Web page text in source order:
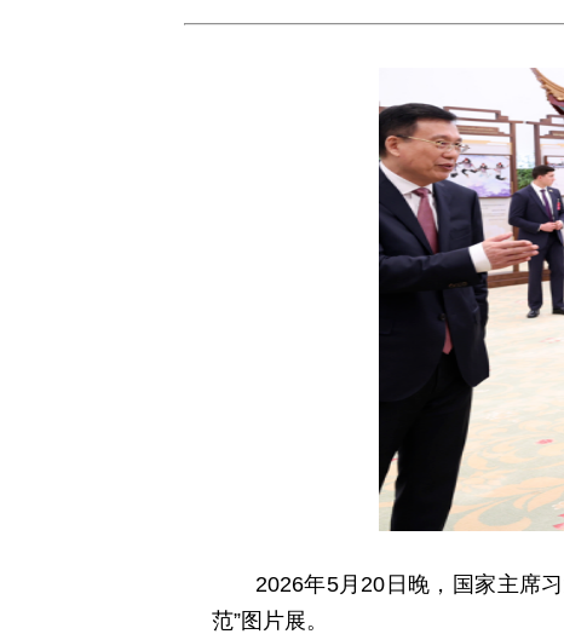
2026年5月20日晚，国家主席
范”图片展。